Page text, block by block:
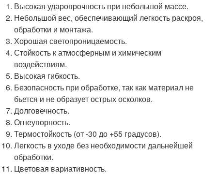
Высокая ударопрочность при небольшой массе.
Небольшой вес, обеспечивающий легкость раскроя,
обработки и монтажа.
Хорошая светопроницаемость.
Стойкость к атмосферным и химическим
воздействиям.
Высокая гибкость.
Безопасность при обработке, так как материал не
бьется и не образует острых осколков.
Долговечность.
Огнеупорность.
Термостойкость (от -30 до +55 градусов).
Легкость в уходе без необходимости дальнейшей
обработки.
Цветовая вариативность.